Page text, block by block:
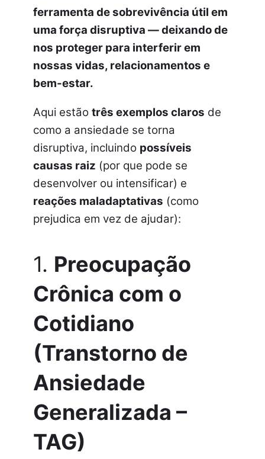
ferramenta de sobrevivência útil em
uma força disruptiva —deixando de
nos proteger para interferir em
nossas vidas, relacionamentos e
bem-estar.
Aqui estão três exemplos claros de
como a ansiedade se torna
disruptiva, incluindo possíveis
causas raiz (por que pode se
desenvolver ou intensificar) e
reações maladaptativas (como
prejudica em vez de ajudar):
1. Preocupação
Crônica com o
Cotidiano
(Transtorno de
Ansiedade
Generalizada –
TAG)